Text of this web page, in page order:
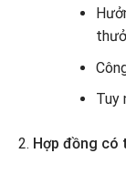
Tuy
Hợp đồng có